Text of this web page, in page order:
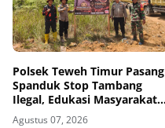
Polsek Teweh Timur Pasang
Spanduk Stop Tambang
Ilegal, Edukasi Masyarakat
Jaga Kelestarian Lingkungan
Agustus 07, 2026